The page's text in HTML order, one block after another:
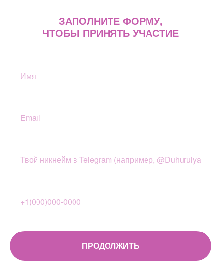
ЗАПОЛНИТЕ ФОРМУ,
ЧТОБЫ ПРИНЯТЬ УЧАСТИЕ
ПРОДОЛЖИТЬ